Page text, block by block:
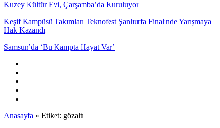
Kuzey Kültür Evi, Çarşamba’da Kuruluyor
Keşif Kampüsü Takımları Teknofest Şanlıurfa Finalinde Yarışmaya
Hak Kazandı
Samsun’da ‘Bu Kampta Hayat Var’
Anasayfa » Etiket: gözaltı